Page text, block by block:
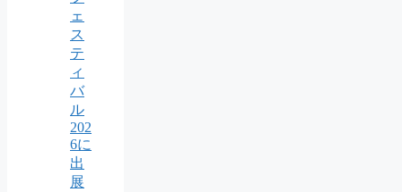
ェ
ス
テ
ィ
バ
ル
202
6に
出
展